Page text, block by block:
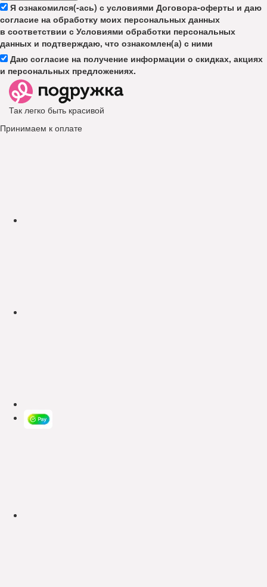
Я ознакомился(-ась) с условиями Договора-оферты и даю
согласие на обработку моих персональных данных
в соответствии с Условиями обработки персональных
данных и подтверждаю, что ознакомлен(а) с ними
Даю согласие на получение информации о скидках, акциях
и персональных предложениях.
Так легко быть красивой
Принимаем к оплате